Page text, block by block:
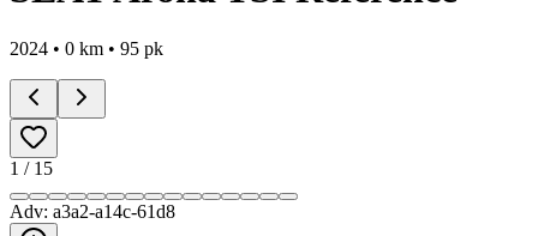
2024 • 0 km • 95 pk
1 / 15
Adv: a3a2-a14c-61d8